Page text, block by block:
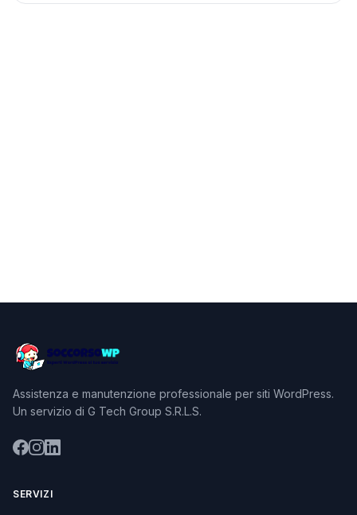
Assistenza e manutenzione professionale per siti WordPress.
Un servizio di G Tech Group S.R.L.S.
SERVIZI